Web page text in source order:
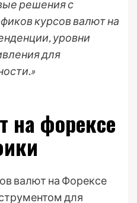
решения с
курсов валют на
уровни
для
на форексе
валют на Форексе
для